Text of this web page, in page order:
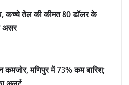
कच्चे तेल की कीमत 80 डॉलर के
असर
कमजोर, मणिपुर में 73% कम बारिश;